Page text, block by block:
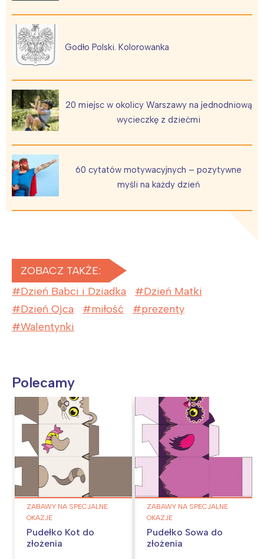
Godło Polski. Kolorowanka
20 miejsc w okolicy Warszawy na jednodniową
wycieczkę z dziećmi
60 cytatów motywacyjnych – pozytywne
myśli na każdy dzień
ZOBACZ TAKŻE:
Dzień Babci i Dziadka
Dzień Matki
Dzień Ojca
miłość
prezenty
Walentynki
Polecamy
ZABAWY NA SPECJALNE
OKAZJE
Pudełko Kot do
złożenia
ZABAWY NA SPECJALNE
OKAZJE
Pudełko Sowa do
złożenia